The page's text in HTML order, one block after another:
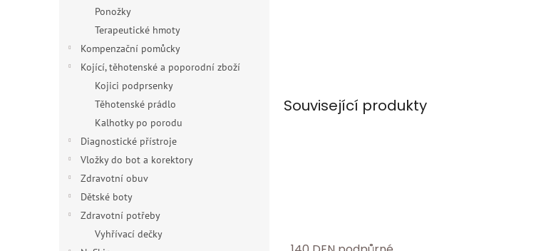
Ponožky
Terapeutické hmoty
Kompenzační pomůcky
Kojící, těhotenské a poporodní zboží
Kojici podprsenky
Těhotenské prádlo
Kalhotky po porodu
Diagnostické přístroje
Vložky do bot a korektory
Zdravotní obuv
Dětské boty
Zdravotní potřeby
Vyhřívací dečky
Související produkty